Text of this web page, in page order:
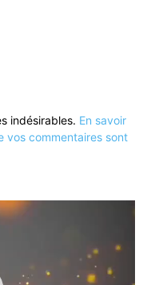
indésirables. En savoir
vos commentaires sont